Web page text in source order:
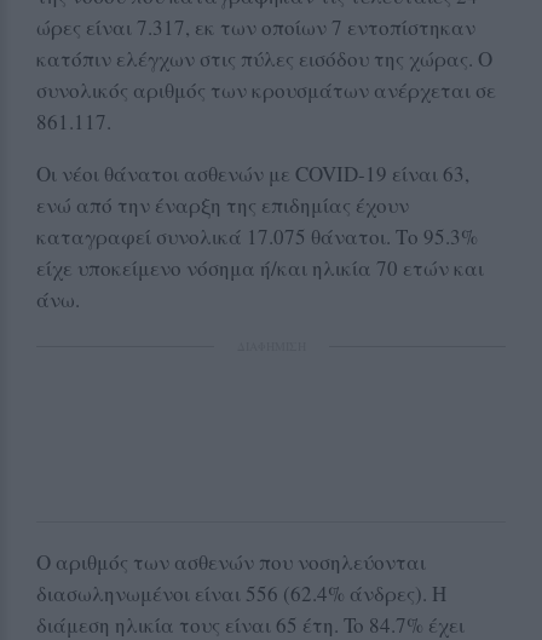
ώρες είναι 7.317, εκ των οποίων 7 εντοπίστηκαν
κατόπιν ελέγχων στις πύλες εισόδου της χώρας. Ο
συνολικός αριθμός των κρουσμάτων ανέρχεται σε
861.117.
Οι νέοι θάνατοι ασθενών με COVID-19 είναι 63,
ενώ από την έναρξη της επιδημίας έχουν
καταγραφεί συνολικά 17.075 θάνατοι. Το 95.3%
είχε υποκείμενο νόσημα ή/και ηλικία 70 ετών και
άνω.
Ο αριθμός των ασθενών που νοσηλεύονται
διασωληνωμένοι είναι 556 (62.4% άνδρες). Η
διάμεση ηλικία τους είναι 65 έτη. To 84.7% έχει